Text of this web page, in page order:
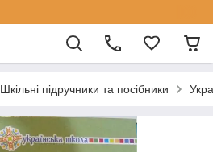
Шкільні підручники та посібники